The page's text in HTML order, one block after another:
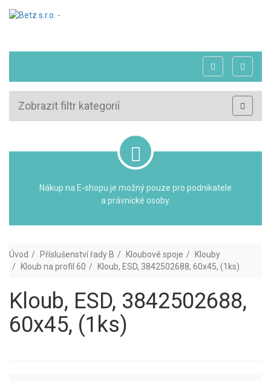
Zobrazit filtr kategorií
Nákup na E-shopu je možný pouze pro podnikatele
a právnické osoby.
Úvod Příslušenství řady B Kloubové spoje
Klouby
Kloub na profil 60
Kloub, ESD, 3842502688, 60x45, (1ks)
Kloub, ESD, 3842502688,
60x45, (1ks)